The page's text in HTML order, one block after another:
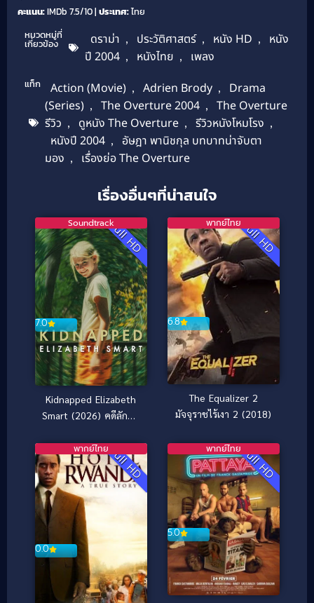
คะแนน:IMDb 7.5/10 | ประเทศ:ไทย
หมวดหมู่ที่
เกี่ยวข้อง ดราม่า , ประวัติศาสตร์ , หนัง HD ,
หนัง
ปี 2004 , หนังไทย , เพลง
แท็ก Action (Movie) , Adrien Brody ,
Drama
(Series) , The Overture 2004 ,
The Overture
รีวิว , ดูหนัง The Overture , รีวิวหนังโหมโรง ,
หนังปี 2004 ,
อัษฎา พานิชกุล บทบาทน่าจับตา
มอง , เรื่องย่อ The Overture
เรื่องอื่นๆที่น่าสนใจ
Full HD
7.0
Soundtrack
Kidnapped Elizabeth
Smart (2026) คดีลักพา
Full HD
6.8
พากย์ไทย
The Equalizer 2
มัจจุราชไร้เงา 2 (2018)
Full HD
0.0
พากย์ไทย Full HD
5.0
พากย์ไทย